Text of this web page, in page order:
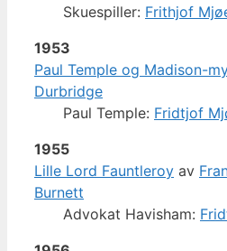
Skuespiller: Frithjof
1953
Paul Temple og Madison-
Durbridge
Paul Temple: Fridtjof
1955
Lille Lord Fauntleroy av
Burnett
Advokat Havisham: